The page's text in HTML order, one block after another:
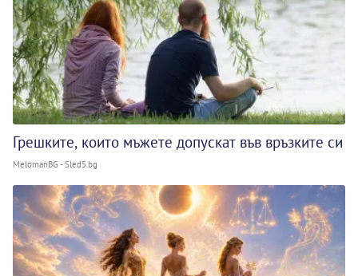
Грешките, които мъжете допускат във връзките си
MelomanBG - Sled5.bg